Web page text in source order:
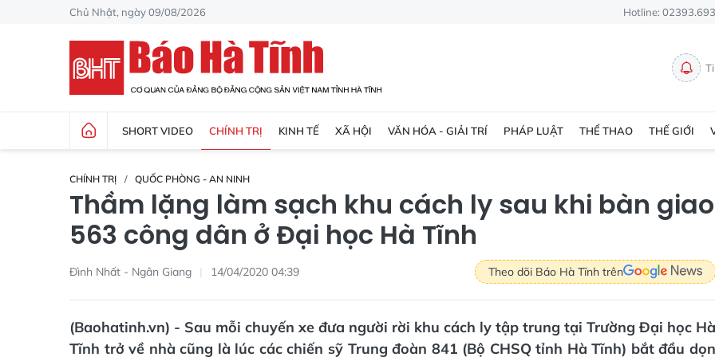
Chủ Nhật, ngày 09/08/2026 Hotline:
SHORT VIDEO CHÍNH TRỊ KINH TẾ XÃ HỘI VĂN HÓA - GIẢI TRÍ PHÁP LUẬT THỂ THAO THẾ GIỚI
CHÍNH TRỊ QUỐC PHÒNG - AN NINH
Thầm lặng làm sạch khu cách ly sau khi bàn giao
563 công dân ở Đại học Hà Tĩnh
Đình Nhất - Ngân Giang 14/04/2020 04:39 Theo dõi Báo Hà Tĩnh trên
(Baohatinh.vn) - Sau mỗi chuyến xe đưa người rời khu cách ly tập trung tại Trường Đại học Hà
Tĩnh trở về nhà cũng là lúc các chiến sỹ Trung đoàn 841 (Bộ CHSQ tỉnh Hà Tĩnh) bắt đầu dọn